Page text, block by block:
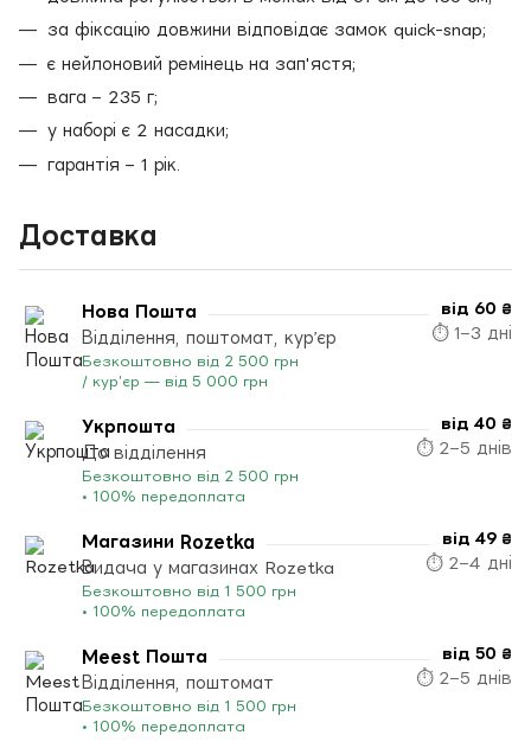
за фіксацію довжини відповідає замок quick-snap;
є нейлоновий ремінець на зап'ястя;
вага – 235 г;
у наборі є 2 насадки;
гарантія – 1 рік.
Доставка
Нова Пошта
Відділення, поштомат, кур’єр
Безкоштовно від 2 500 грн
/ кур’єр — від 5 000 грн
від 60 ₴
⏱ 1–3 дні
Укрпошта
До відділення
Безкоштовно від 2 500 грн
• 100% передоплата
від 40 ₴
⏱ 2–5 днів
Магазини Rozetka
Видача у магазинах Rozetka
Безкоштовно від 1 500 грн
• 100% передоплата
від 49 ₴
⏱ 2–4 дні
Meest Пошта
Відділення, поштомат
Безкоштовно від 1 500 грн
• 100% передоплата
від 50 ₴
⏱ 2–5 днів